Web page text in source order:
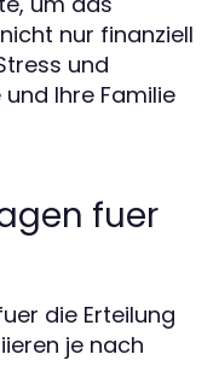
nur finanziell
und
Ihre Familie
fuer
die Erteilung
je nach